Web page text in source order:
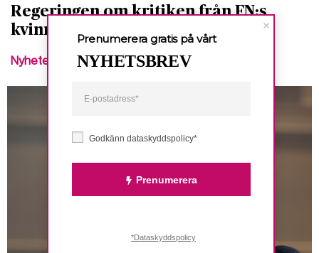
Regeringen om kritiken från FN:s
kvinnokommitté
Nyheter
Godkänn dataskyddspolicy*
Prenumerera
Prenumerera gratis på vårt
NYHETSBREV
*Dataskyddspolicy